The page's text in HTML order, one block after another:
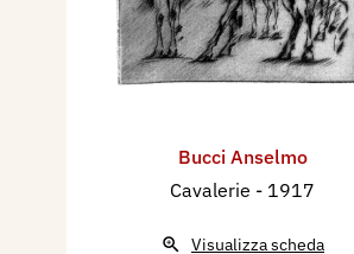
Bucci Anselmo
Cavalerie - 1917
Visualizza scheda